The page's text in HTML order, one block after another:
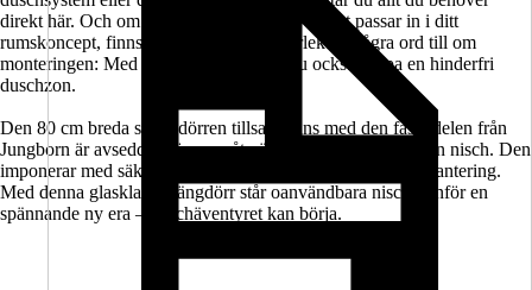
direkt här. Och om denna svängdörr inte riktigt passar in i ditt
rumskoncept, finns den även i andra storlekar. Några ord till om
monteringen: Med den här dörren kan du också skapa en hinderfri
duschzon.
Den 80 cm breda svängdörren tillsammans med den fasta delen från
Jungborn är avsedd att öppnas åt vänster och installeras i en nisch. Den
imponerar med säkerhet, strålande utseende och bekväm hantering.
Med denna glasklara svängdörr står oanvändbara nischer inför en
spännande ny era – duschäventyret kan börja.